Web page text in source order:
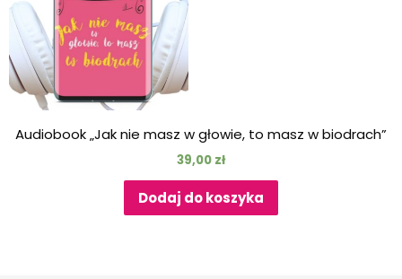
Audiobook „Jak nie masz w głowie, to masz w biodrach”
39,00 zł
Dodaj do koszyka